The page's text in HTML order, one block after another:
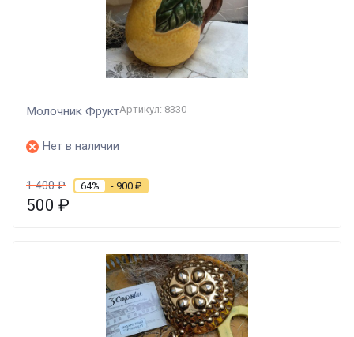
Молочник ФруктАртикул: 8330
Нет в наличии
1 400₽ 64% - 900 ₽
500 ₽